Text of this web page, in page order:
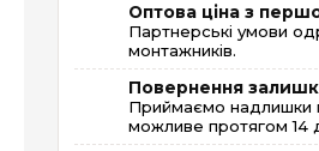
Оптова ціна з
Партнерські умови
монтажників.
Повернення
Приймаємо надлишки
можливе протягом 14